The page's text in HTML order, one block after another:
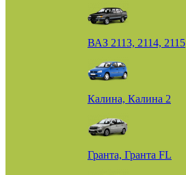
ВАЗ 2113, 2114, 2115
Калина, Калина 2
Гранта, Гранта FL